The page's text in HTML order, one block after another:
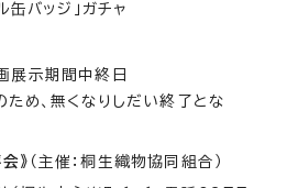
缶バッジ」ガチャ
展示期間中終日
ため、無くなりしだい終了とな
》 （主催：桐生織物協同組合）